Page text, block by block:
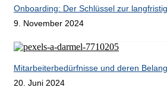
Onboarding: Der Schlüssel zur
9. November 2024
Mitarbeiterbedürfnisse und deren
20. Juni 2024